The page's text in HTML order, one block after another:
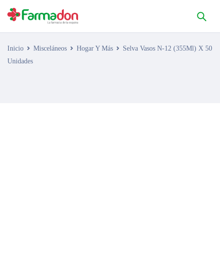
Inicio Misceláneos Hogar Y Más
Selva Vasos N-12 (355Ml) X 50
Unidades